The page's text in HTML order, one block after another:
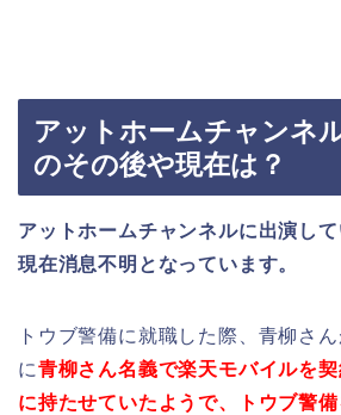
アットホームチャンネ
のその後や現在は？
アットホームチャンネルに出演し
現在消息不明となっています。
トウブ警備に就職した際、青柳さ
に青柳さん名義で楽天モバイルを
に持たせていたようで、トウブ警